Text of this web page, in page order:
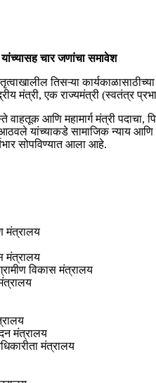
यांच्यासह चार जणांचा समावेश
तिसऱ्या
मंत्री, एक राज्यमंत्री (स्वतंत्र
वाहतूक आणि महामार्ग मंत्री
यांच्याकडे सामाजिक न्याय आणि
सोपविण्यात आला आहे.
मंत्रालय
मंत्रालय
विकास मंत्रालय
मंत्रालय
मंत्रालय